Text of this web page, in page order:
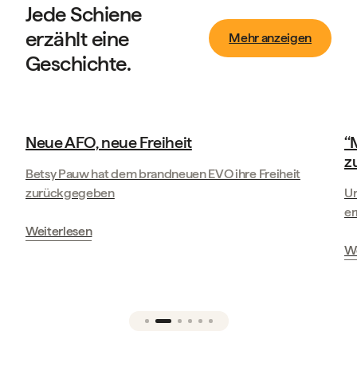
Jede Schiene
erzählt eine
Geschichte.
Freiheit
‘‘Manometric hat mir mein Leben
Ursula Kunze-Krueger geht mit ihrer Mano Duo
Mehr anzeigen